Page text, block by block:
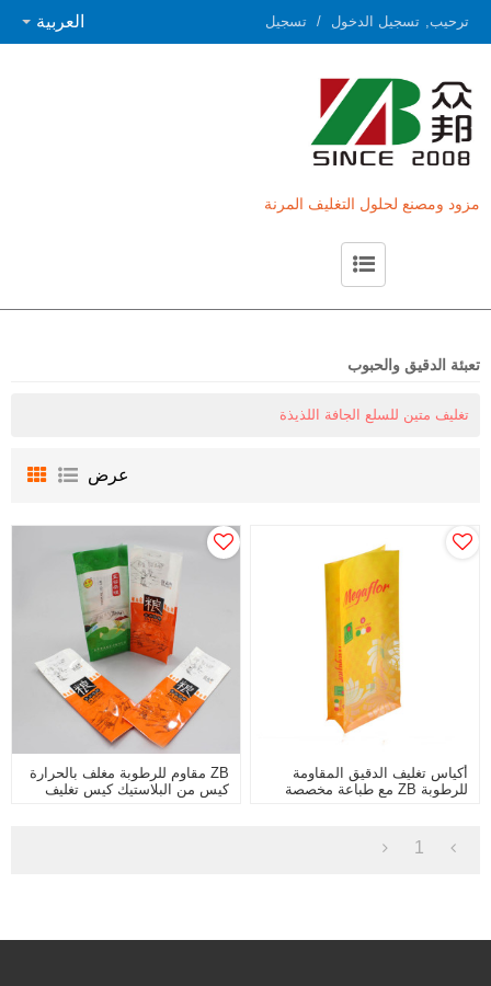
ترحيب, تسجيل الدخول / تسجيل العربية
مزود ومصنع لحلول التغليف المرنة
تعبئة الدقيق والحبوب
تغليف متين للسلع الجافة اللذيذة
عرض
أكياس تغليف الدقيق المقاومة
للرطوبة ZB مع طباعة مخصصة
ZB مقاوم للرطوبة مغلف بالحرارة
كيس من البلاستيك كيس تغليف
1